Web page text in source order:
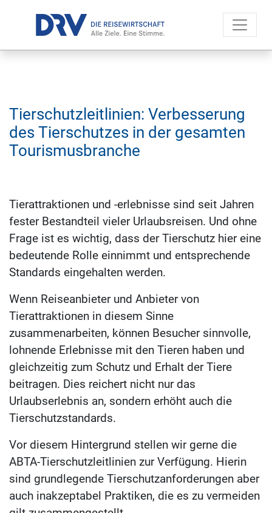
Tier­schutz­leit­li­ni­en: Ver­bes­se­rung
des Tier­schut­zes in der ge­sam­ten
Tou­ris­mus­bran­che
Tierattraktionen und -erlebnisse sind seit Jahren
fester Bestandteil vieler Urlaubsreisen. Und ohne
Frage ist es wichtig, dass der Tierschutz hier eine
bedeutende Rolle einnimmt und entsprechende
Standards eingehalten werden.
Wenn Reiseanbieter und Anbieter von
Tierattraktionen in diesem Sinne
zusammenarbeiten, können Besucher sinnvolle,
lohnende Erlebnisse mit den Tieren haben und
gleichzeitig zum Schutz und Erhalt der Tiere
beitragen. Dies reichert nicht nur das
Urlaubserlebnis an, sondern erhöht auch die
Tierschutzstandards.
Vor diesem Hintergrund stellen wir gerne die
ABTA-Tierschutzleitlinien zur Verfügung. Hierin
sind grundlegende Tierschutzanforderungen aber
auch inakzeptabel Praktiken, die es zu vermeiden